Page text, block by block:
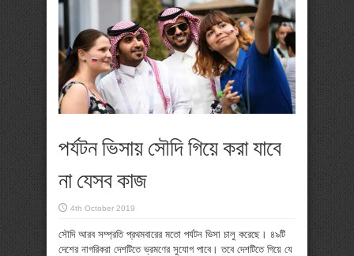
পর্যটন ভিসায় সৌদি গিয়ে করা যাবে
না যেসব কাজ
4th October 2019
সৌদি আরব সম্প্রতি প্রথমবারের মতো পর্যটন ভিসা চালু করেছে। ৪৯টি
দেশের নাগরিকরা দেশটিতে ভ্রমণের সুযোগ পাবে। তবে দেশটিতে গিয়ে যে